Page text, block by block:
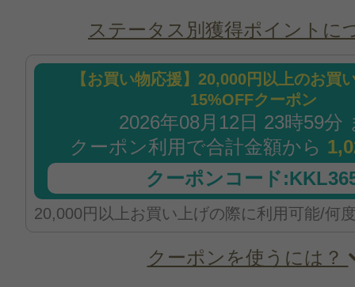
ステータス別獲得ポイントに
【お買い物応援】20,000円以上のお買
15%OFFクーポン
2026年08月12日 23時59分
クーポン利用で合計金額から
クーポンコード
20,000円以上お買い上げの際に利用可能/何
クーポンを使うには？